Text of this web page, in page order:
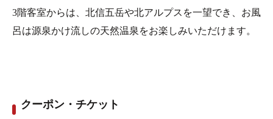
3階客室からは、北信五岳や北アルプスを一望でき、お風
呂は源泉かけ流しの天然温泉をお楽しみいただけます。
クーポン・チケット